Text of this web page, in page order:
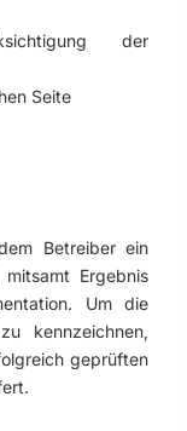
der
Seite
Betreiber ein
Ergebnis
Um die
kennzeichnen,
geprüften